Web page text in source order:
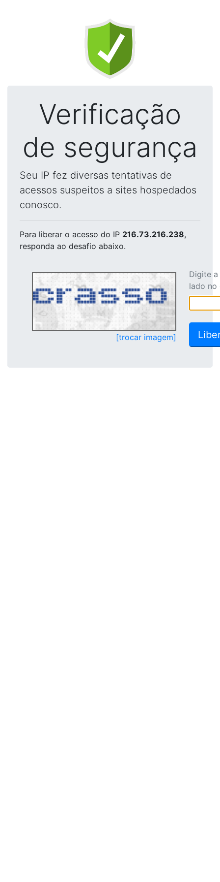
Verificação
de segurança
Seu IP fez diversas tentativas de
acessos suspeitos a sites hospedados
conosco.
Para liberar o acesso do IP 216.73.216.238,
responda ao desafio abaixo.
[trocar imagem]
Digite
lado no